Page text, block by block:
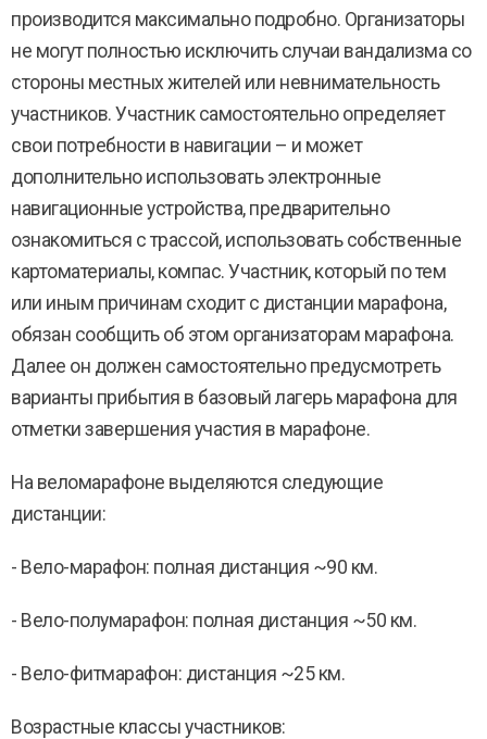
производится максимально подробно. Организаторы
не могут полностью исключить случаи вандализма со
стороны местных жителей или невнимательность
участников. Участник самостоятельно определяет
свои потребности в навигации – и может
дополнительно использовать электронные
навигационные устройства, предварительно
ознакомиться с трассой, использовать собственные
картоматериалы, компас. Участник, который по тем
или иным причинам сходит с дистанции марафона,
обязан сообщить об этом организаторам марафона.
Далее он должен самостоятельно предусмотреть
варианты прибытия в базовый лагерь марафона для
отметки завершения участия в марафоне.
На веломарафоне выделяются следующие
дистанции:
- Вело-марафон: полная дистанция ~90 км.
- Вело-полумарафон: полная дистанция ~50 км.
- Вело-фитмарафон: дистанция ~25 км.
Возрастные классы участников: